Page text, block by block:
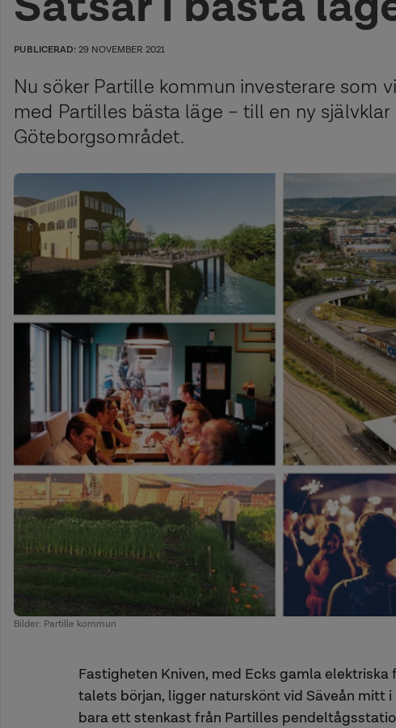
PUBLICERAD:29 NOVEMBER 2021
Nu söker Partille kommun investerare som
med Partilles bästa läge – till en ny
Göteborgsområdet.
Bilder: Partille kommun
Fastigheten Kniven, med Ecks gamla elektriska
talets början, ligger naturskönt vid Säveån mitt
bara ett stenkast från Partilles